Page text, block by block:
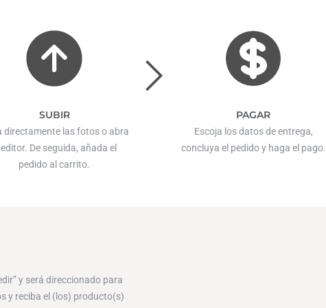
SUBIR
directamente las fotos o abra
De seguida, añada el
pedido al carrito.
PAGAR
Escoja los datos de entrega,
concluya el pedido y haga el pago.
y será direccionado para
y reciba el (los) producto(s)